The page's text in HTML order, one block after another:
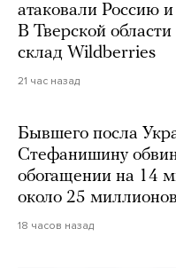
атаковали Россию
В Тверской
склад Wildberries
21 час назад
Бывшего посла
Стефанишину
обогащении на 14
около 25
18 часов назад